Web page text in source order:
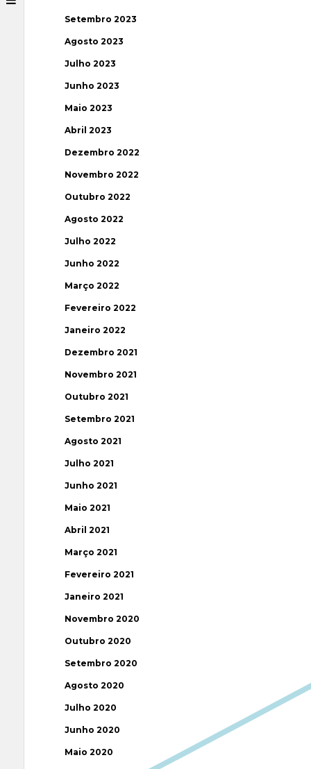
Setembro 2023
Agosto 2023
Julho 2023
Junho 2023
Maio 2023
Abril 2023
Dezembro 2022
Novembro 2022
Outubro 2022
Agosto 2022
Julho 2022
Junho 2022
Março 2022
Fevereiro 2022
Janeiro 2022
Dezembro 2021
Novembro 2021
Outubro 2021
Setembro 2021
Agosto 2021
Julho 2021
Junho 2021
Maio 2021
Abril 2021
Março 2021
Fevereiro 2021
Janeiro 2021
Novembro 2020
Outubro 2020
Setembro 2020
Agosto 2020
Julho 2020
Junho 2020
Maio 2020